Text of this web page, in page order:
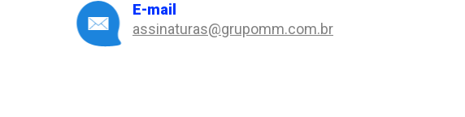
E-mail
assinaturas@grupomm.com.br